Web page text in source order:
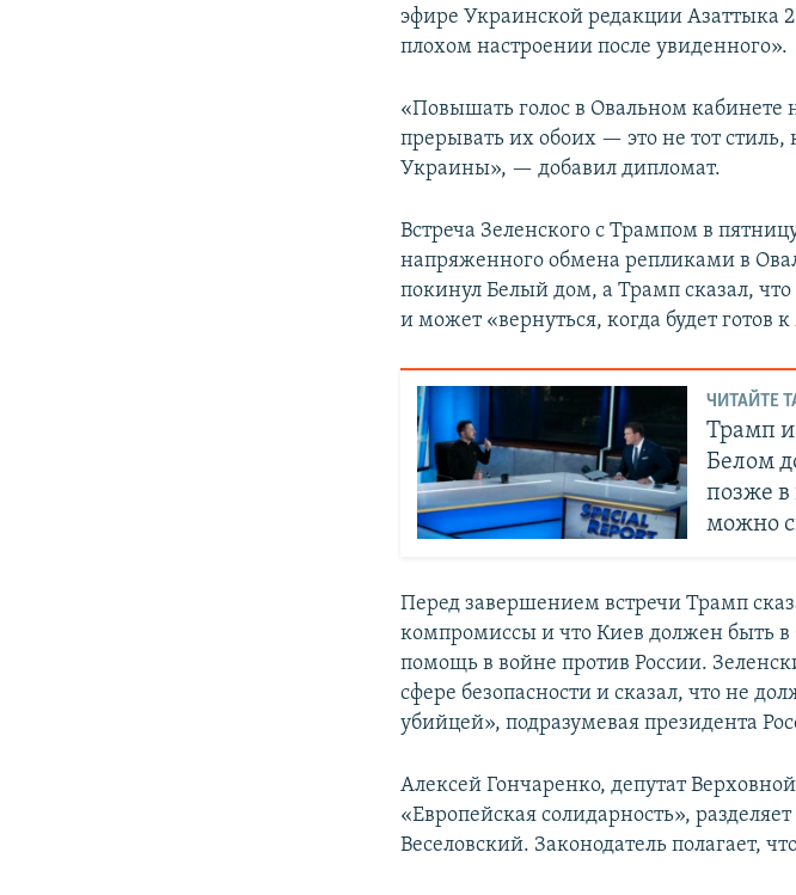
эфире Украинской редакции Азаттыка
плохом настроении после увиденного».
«Повышать голос в Овальном кабинете
прерывать их обоих — это не тот
Украины», — добавил дипломат.
Встреча Зеленского с Трампом в
напряженного обмена репликами в
покинул Белый дом, а Трамп сказал,
и может «вернуться, когда будет готов
ЧИТАЙТЕ
Трамп и
Белом
позже
можно
Перед завершением встречи Трамп
компромиссы и что Киев должен быть
помощь в войне против России.
сфере безопасности и сказал, что не
убийцей», подразумевая президента
Алексей Гончаренко, депутат
«Европейская солидарность»,
Веселовский. Законодатель полагает,